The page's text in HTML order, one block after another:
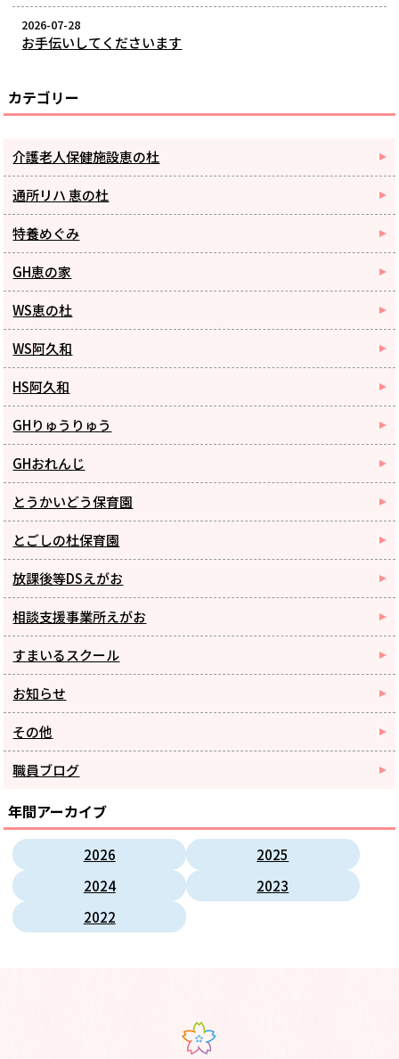
2026-07-28
お手伝いしてくださいます
カテゴリー
介護老人保健施設恵の杜
通所リハ 恵の杜
特養めぐみ
GH恵の家
WS恵の杜
WS阿久和
HS阿久和
GHりゅうりゅう
GHおれんじ
とうかいどう保育園
とごしの杜保育園
放課後等DSえがお
相談支援事業所えがお
すまいるスクール
お知らせ
その他
職員ブログ
年間アーカイブ
2026
2025
2024
2023
2022